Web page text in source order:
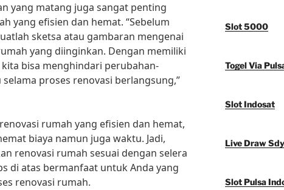
yang matang juga sangat penting
yang efisien dan hemat. “Sebelum
sketsa atau gambaran mengenai
yang diinginkan. Dengan memiliki
bisa menghindari perubahan-
proses renovasi berlangsung,”
rumah yang efisien dan hemat,
biaya namun juga waktu. Jadi,
renovasi rumah sesuai dengan selera
di atas bermanfaat untuk Anda yang
renovasi rumah.
Slot 5000
Togel Via
Slot Indosat
Live Draw Sdy
Slot Pulsa